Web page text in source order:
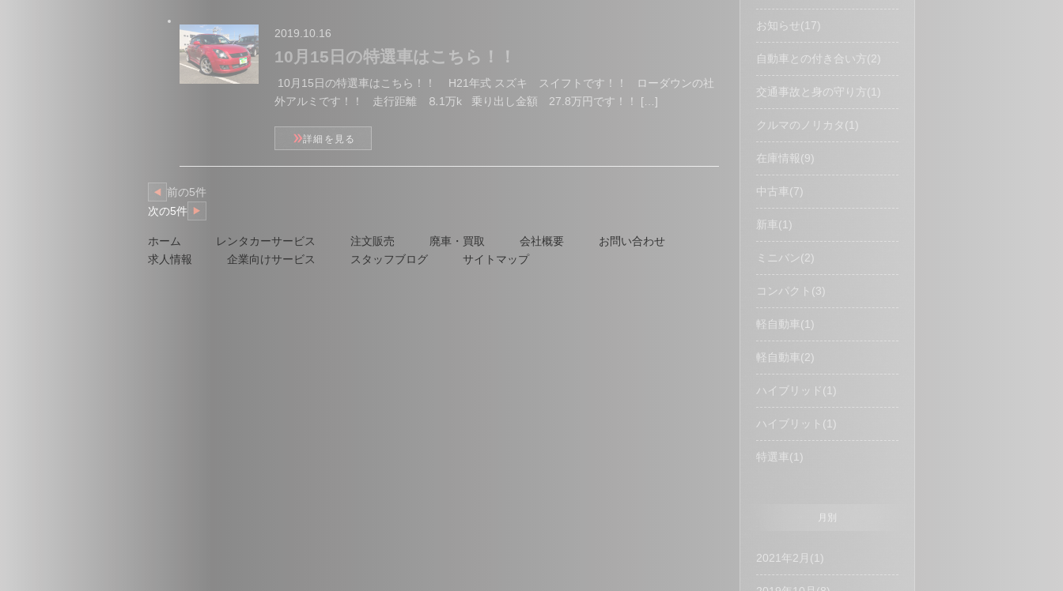
2019.10.16
10月15日の特選車はこちら！！
10月15日の特選車はこちら！！ H21年式 スズキ スイフトです！！ ローダウンの社
外アルミです！！ 走行距離 ⒏1万k 乗り出し金額 27.8万円です！！ […]
詳細を見る
前の5件
次の5件
お知らせ(17)
自動車との付き合い方(2)
交通事故と身の守り方(1)
クルマのノリカタ(1)
在庫情報(9)
中古車(7)
新車(1)
ミニバン(2)
コンパクト(3)
軽自動車(1)
軽自動車(2)
ハイブリッド(1)
ハイブリット(1)
特選車(1)
月別
2021年2月(1)
ホーム レンタカーサービス 注文販売 廃車・買取 会社概要
お問い合わせ
求人情報
企業向けサービス スタッフブログ サイトマップ